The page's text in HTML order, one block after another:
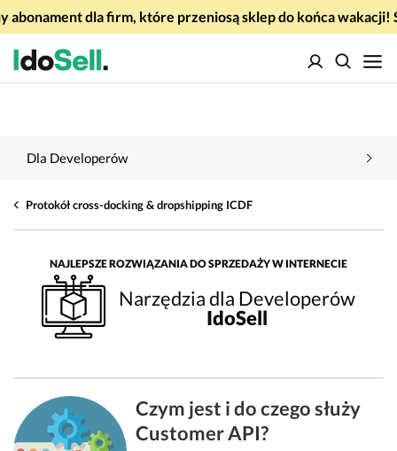
abonament dla firm, które przeniosą sklep do końca wakacji!
Dla Developerów
Protokół cross-docking & dropshipping ICDF
NAJLEPSZE ROZWIĄZANIA DO SPRZEDAŻY W INTERNECIE
Narzędzia dla Developerów
IdoSell
Czym jest i do czego służy
Customer API?